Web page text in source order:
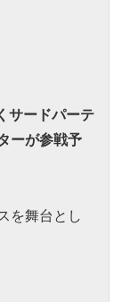
サードパーテ
ーが参戦予
を舞台とし